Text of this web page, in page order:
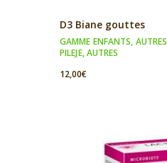
D3 Biane gouttes
GAMME ENFANTS, AUTRES
PILEJE,AUTRES
12,00€